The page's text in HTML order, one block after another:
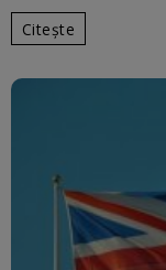
Citește